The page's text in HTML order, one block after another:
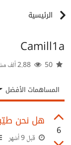
الرئيسية
Camill1a
المساهمات الأفضل
6
هل نحن
قبل 9 أشهر